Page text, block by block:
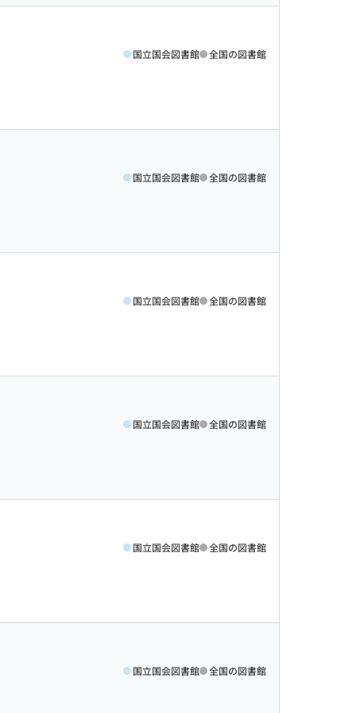
国立国会図書館 全国の図書館
国立国会図書館 全国の図書館
国立国会図書館 全国の図書館
国立国会図書館 全国の図書館
国立国会図書館 全国の図書館
国立国会図書館 全国の図書館